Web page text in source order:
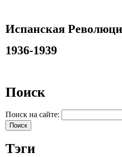
Испанская
1936-1939
Поиск
Поиск на сайте:
Тэги